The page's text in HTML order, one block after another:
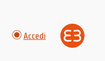
Accedi